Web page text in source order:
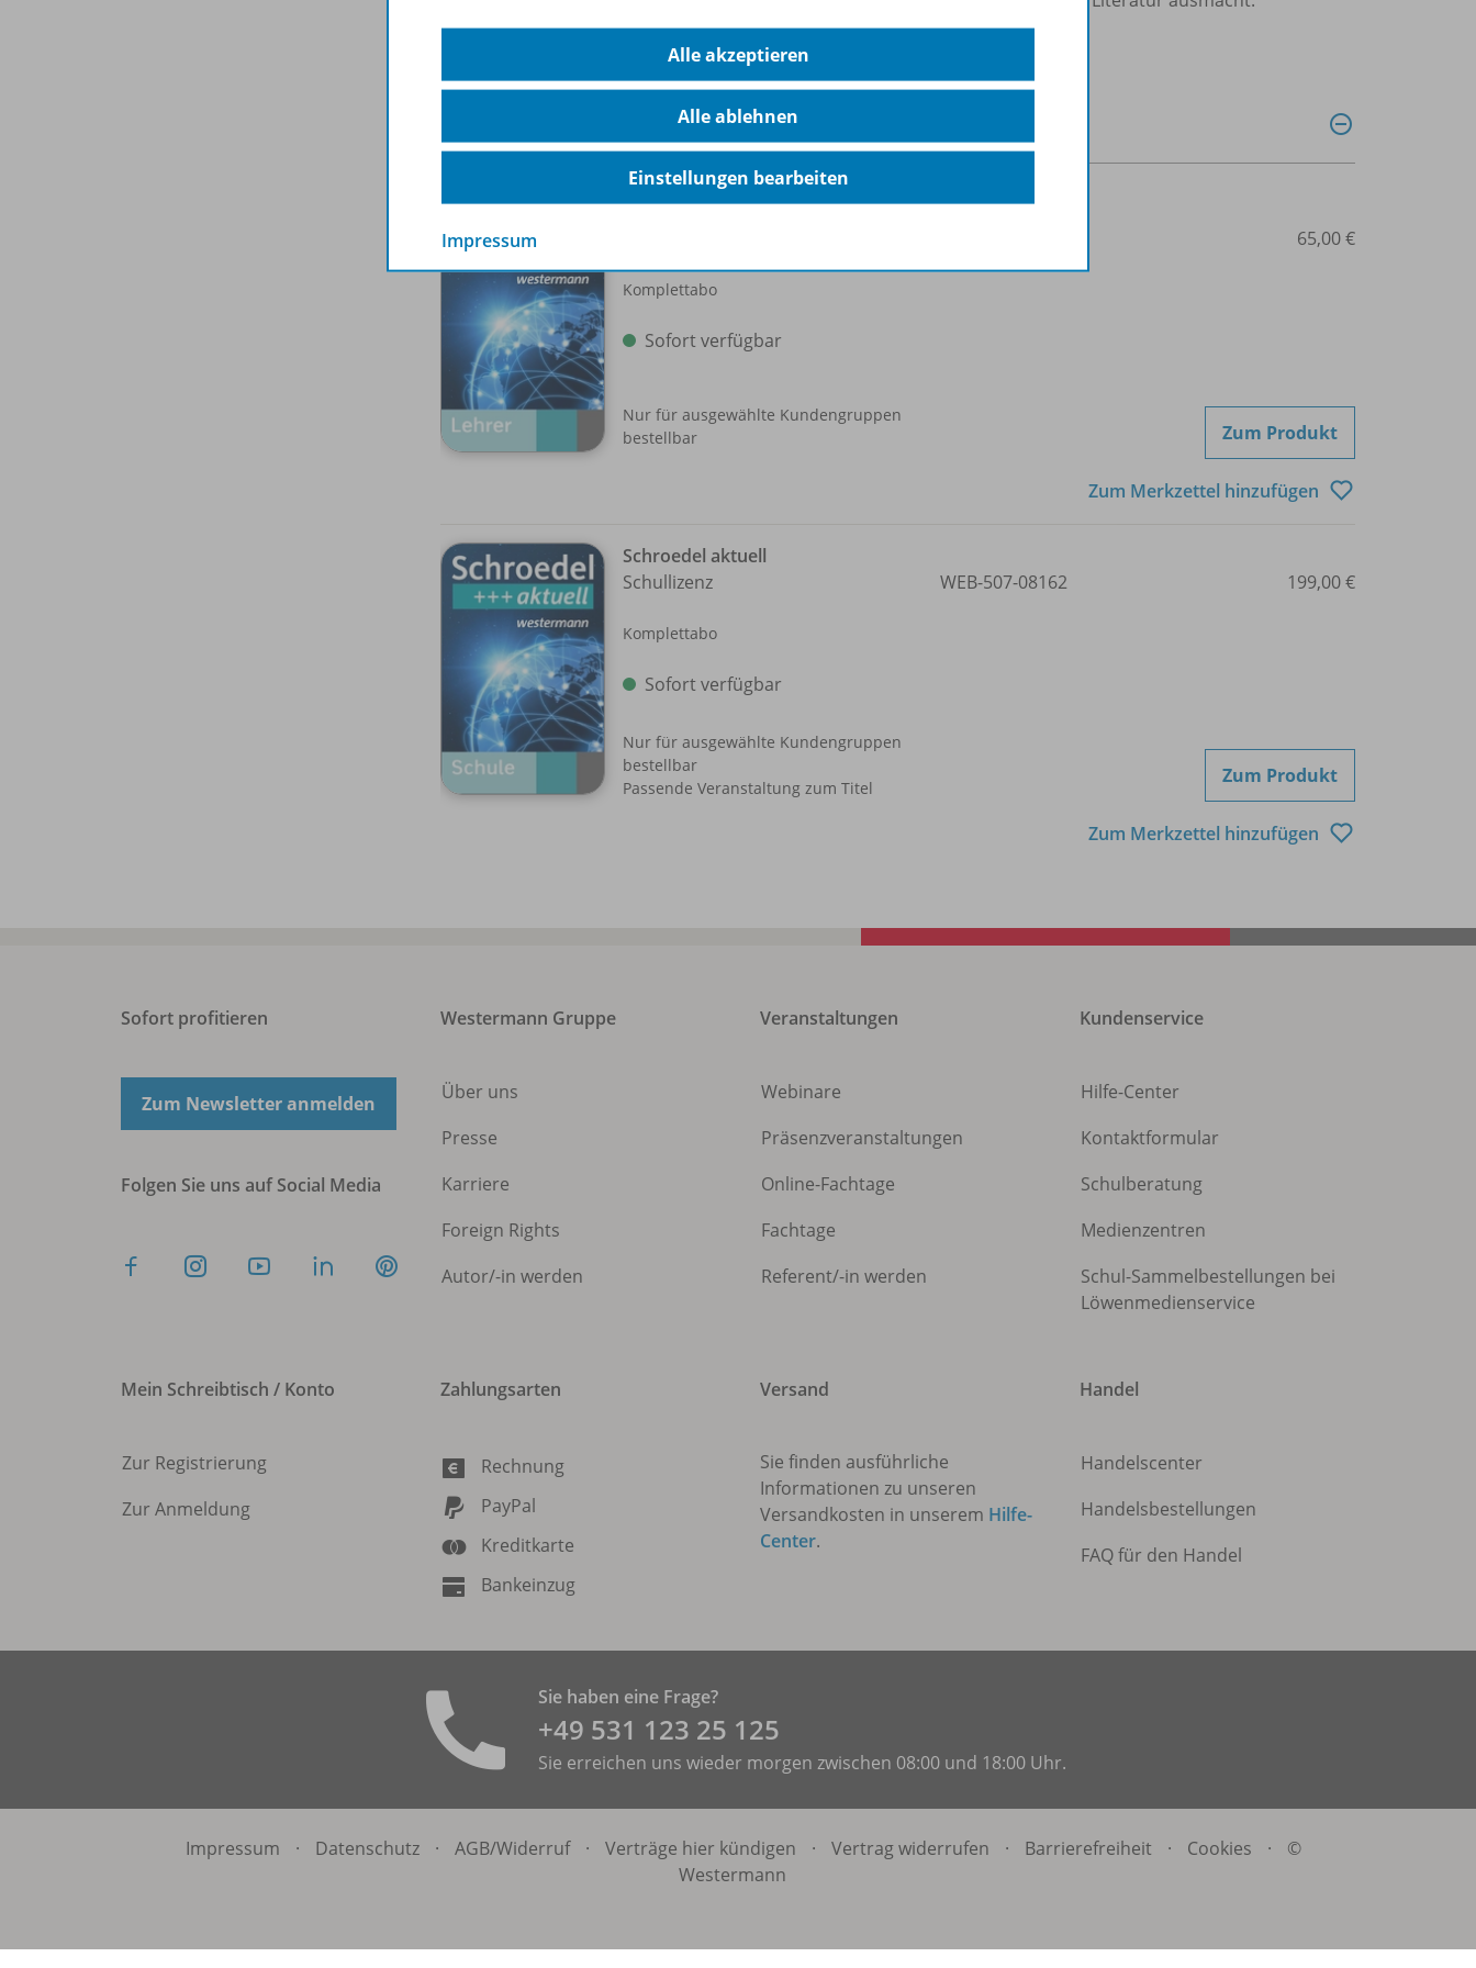
Schroedel aktuell
Komplettabo
Sofort verfügbar
Nur für ausgewählte Kundengruppen
bestellbar
65,00 €
Zum Produkt
Zum Merkzettel hinzufügen
Schroedel aktuell
Schullizenz
Komplettabo
Sofort verfügbar
Nur für ausgewählte Kundengruppen
bestellbar
Passende Veranstaltung zum Titel
WEB-507-08162 199,00 €
Zum Produkt
Zum Merkzettel hinzufügen
Sofort profitieren
Zum Newsletter anmelden
Folgen Sie uns auf Social Media
Westermann Gruppe
Über uns
Presse
Karriere
Foreign Rights
Autor/-in werden
Veranstaltungen
Webinare
Präsenzveranstaltungen
Online-Fachtage
Fachtage
Referent/-in werden
Kundenservice
Hilfe-Center
Kontaktformular
Schulberatung
Medienzentren
Schul-Sammelbestellungen bei
Löwenmedienservice
Mein Schreibtisch / Konto
Zur Registrierung
Zur Anmeldung
Zahlungsarten
Rechnung
PayPal
Kreditkarte
Bankeinzug
Versand
Sie finden ausführliche
Informationen zu unseren
Versandkosten in unserem Hilfe-
Center.
Handel
Handelscenter
Handelsbestellungen
FAQ für den Handel
Sie haben eine Frage?
+49 531 ­123 25 125
Sie erreichen uns wieder morgen zwischen 08:00 und 18:00 Uhr.
Impressum · Datenschutz · AGB/Widerruf · Verträge hier kündigen · Vertrag widerrufen · Barrierefreiheit · Cookies ·
©
Westermann
Alle akzeptieren
Alle ablehnen
Einstellungen bearbeiten
Impressum